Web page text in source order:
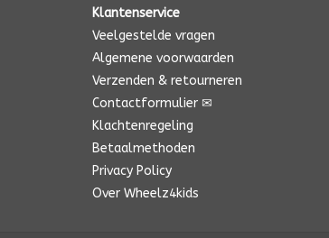
Klantenservice
Veelgestelde vragen
Algemene voorwaarden
Verzenden & retourneren
Contactformulier ✉
Klachtenregeling
Betaalmethoden
Privacy Policy
Over Wheelz4kids